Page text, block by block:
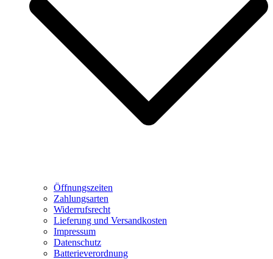
Öffnungszeiten
Zahlungsarten
Widerrufsrecht
Lieferung und Versandkosten
Impressum
Datenschutz
Batterieverordnung